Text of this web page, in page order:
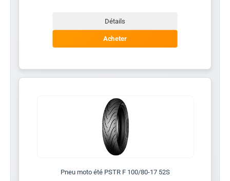
Détails
Acheter
Pneu moto été PSTR F 100/80-17 52S